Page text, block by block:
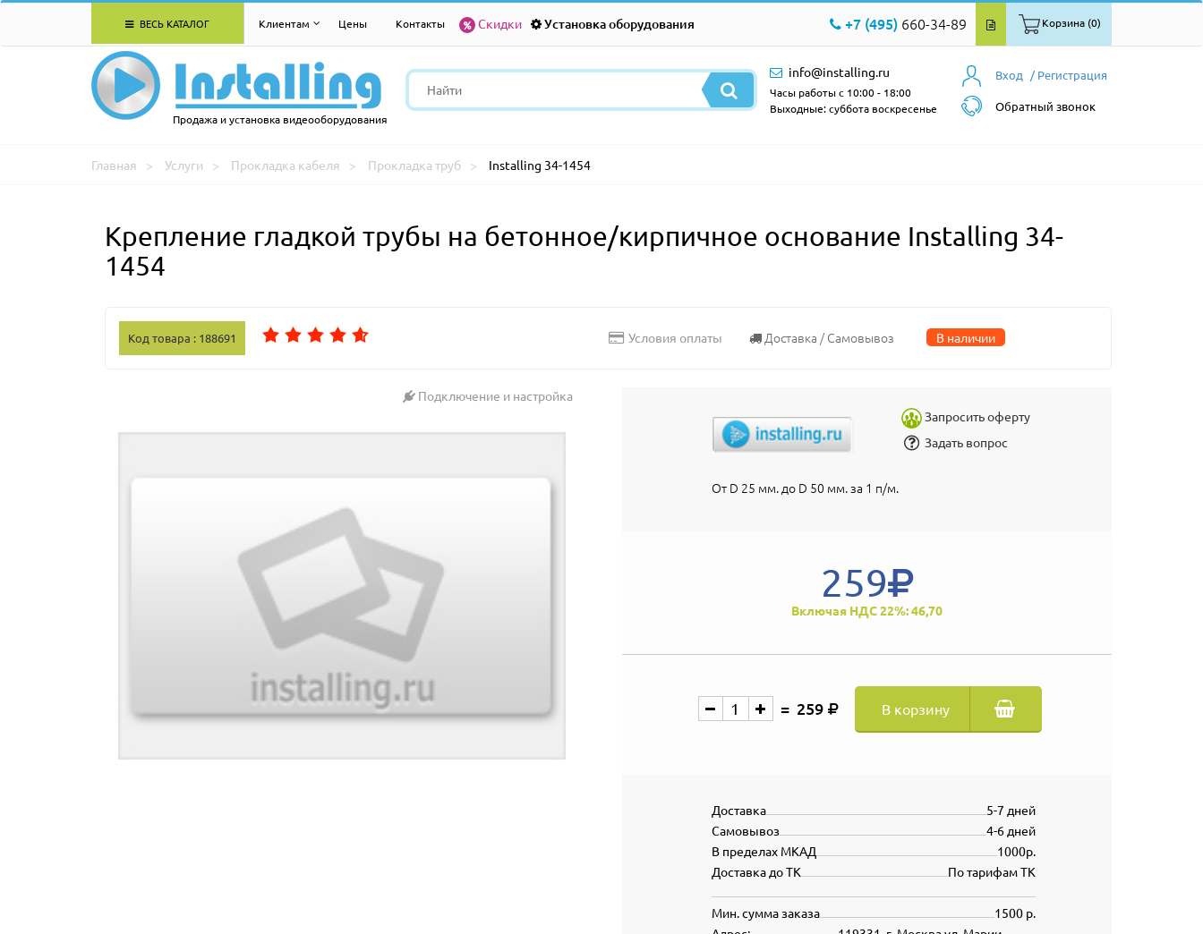
ВЕСЬ КАТАЛОГ Клиентам Цены Контакты Скидки Установка оборудования +7 (495) 660-34-89 Корзина (0)
Продажа и установка видеооборудования
Вход / Регистрация
Обратный звонок
info@installing.ru
Часы работы с 10:00 - 18:00
Выходные: суббота воскресенье
Главная Услуги Прокладка кабеля Прокладка труб Installing 34-1454
Крепление гладкой трубы на бетонное/кирпичное основание Installing 34-
1454
Код товара : 188691 Условия оплаты Доставка / Самовывоз В наличии
Подключение и настройка
Запросить оферту
Задать вопрос
От D 25 мм. до D 50 мм. за 1 п/м.
259
Включая НДС 22%: 46,70
259 В корзину
5-7 дней
Доставка
4-6 дней
Самовывоз
1000р.
В пределах МКАД
По тарифам ТК
Доставка до ТК
1500 р.
Мин. сумма заказа